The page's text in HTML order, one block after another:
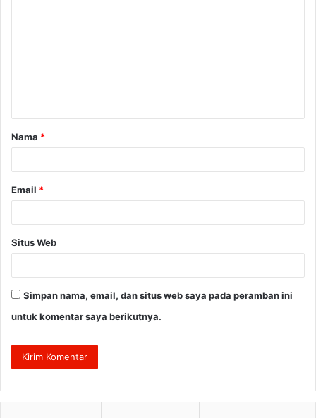
a
r
Nama *
Email *
Situs Web
Simpan nama, email, dan situs web saya pada peramban ini
untuk komentar saya berikutnya.